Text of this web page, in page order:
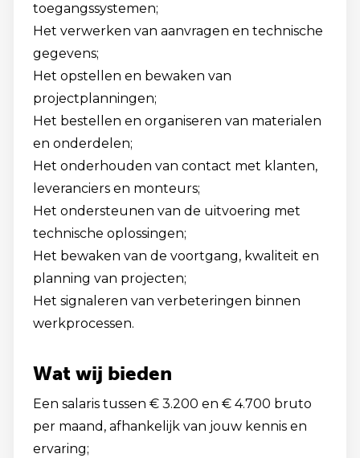
toegangssystemen;
Het verwerken van aanvragen en technische
gegevens;
Het opstellen en bewaken van
projectplanningen;
Het bestellen en organiseren van materialen
en onderdelen;
Het onderhouden van contact met klanten,
leveranciers en monteurs;
Het ondersteunen van de uitvoering met
technische oplossingen;
Het bewaken van de voortgang, kwaliteit en
planning van projecten;
Het signaleren van verbeteringen binnen
werkprocessen.
Wat wij bieden
Een salaris tussen € 3.200 en € 4.700 bruto
per maand, afhankelijk van jouw kennis en
ervaring;